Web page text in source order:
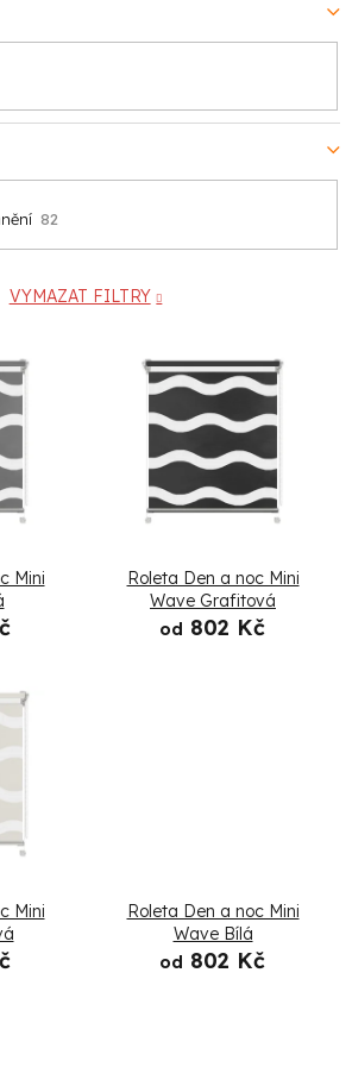
82
VYMAZAT FILTRY
Mini
Roleta Den a noc Mini
Wave Grafitová
od 802 Kč
Mini
Roleta Den a noc Mini
Wave Bílá
od 802 Kč